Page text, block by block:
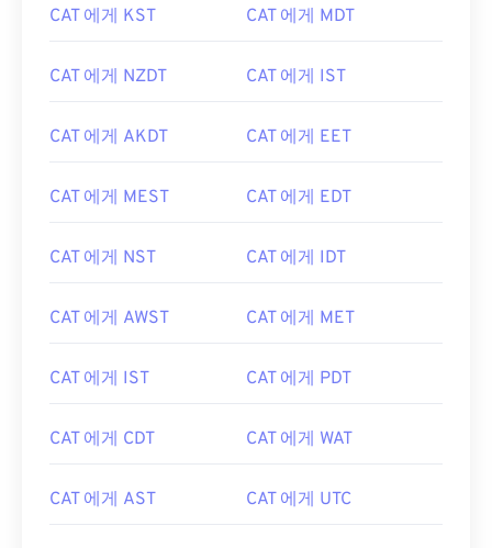
CAT 에게 KST CAT 에게 MDT
CAT 에게 NZDT CAT 에게 IST
CAT 에게 AKDT CAT 에게 EET
CAT 에게 MEST CAT 에게 EDT
CAT 에게 NST CAT 에게 IDT
CAT 에게 AWST CAT 에게 MET
CAT 에게 IST CAT 에게 PDT
CAT 에게 CDT CAT 에게 WAT
CAT 에게 AST CAT 에게 UTC